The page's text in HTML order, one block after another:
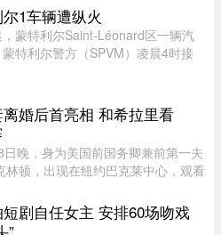
工会赔偿10万元。Aitken在Labatt
于2020年担 ...
1车辆遭纵火
蒙特利尔Saint-Léonard区一辆汽
特利尔警方（SPVM）凌晨4时接
，警员抵达现场时，火 ...
婚后首亮相 和希拉里看
日晚，身为美国前国务卿兼前第一夫
林顿，出现在纽约巴克莱中心，观看
纽约自由队最终以 95-83 获胜，位
位，而风暴 ...
剧自任女主 安排60场吻戏